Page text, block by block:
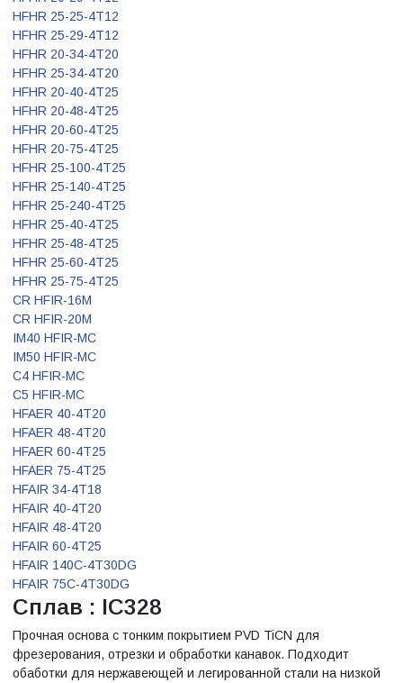
HFHR 25-25-4T12
HFHR 25-29-4T12
HFHR 20-34-4T20
HFHR 25-34-4T20
HFHR 20-40-4T25
HFHR 20-48-4T25
HFHR 20-60-4T25
HFHR 20-75-4T25
HFHR 25-100-4T25
HFHR 25-140-4T25
HFHR 25-240-4T25
HFHR 25-40-4T25
HFHR 25-48-4T25
HFHR 25-60-4T25
HFHR 25-75-4T25
CR HFIR-16M
CR HFIR-20M
IM40 HFIR-MC
IM50 HFIR-MC
C4 HFIR-MC
C5 HFIR-MC
HFAER 40-4T20
HFAER 48-4T20
HFAER 60-4T25
HFAER 75-4T25
HFAIR 34-4T18
HFAIR 40-4T20
HFAIR 48-4T20
HFAIR 60-4T25
HFAIR 140C-4T30DG
HFAIR 75C-4T30DG
Сплав : IC328
Прочная основа с тонким покрытием PVD TiCN для
фрезерования, отрезки и обработки канавок. Подходит
обаботки для нержавеющей и легированной стали на низкой